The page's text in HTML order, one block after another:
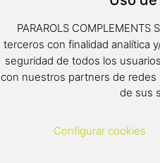
PARAROLS
terceros con finalidad analítica
seguridad de todos los
con nuestros partners de redes
de sus
Configurar cookies